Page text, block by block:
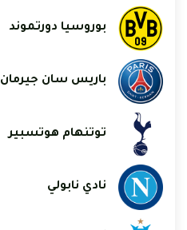
بوروسيا دورتموند
باريس سان جيرمان
توتنهام هوتسبير
نادي نابولي